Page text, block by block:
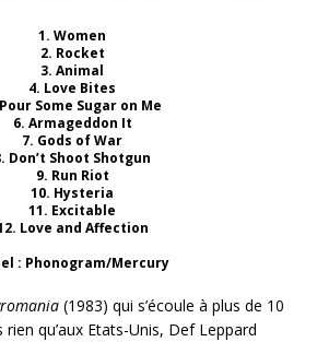
1. Women
2. Rocket
3. Animal
4. Love Bites
Some Sugar on Me
6. Armageddon It
7. Gods of War
Don’t Shoot Shotgun
9. Run Riot
10. Hysteria
11. Excitable
Love and Affection
: Phonogram/Mercury
(1983) qui s’écoule à plus de 10
rien qu’aux Etats-Unis, Def Leppard